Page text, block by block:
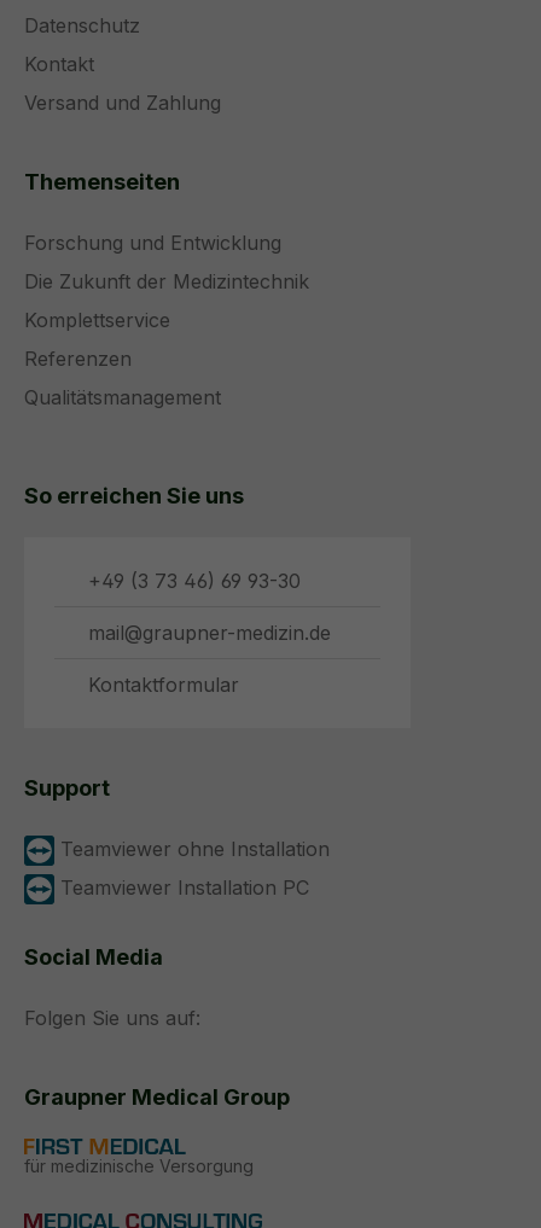
Datenschutz
Kontakt
Versand und Zahlung
Themenseiten
Forschung und Entwicklung
Die Zukunft der Medizintechnik
Komplettservice
Referenzen
Qualitätsmanagement
So erreichen Sie uns
+49 (3 73 46) 69 93-30
mail@graupner-medizin.de
Kontaktformular
Support
Teamviewer ohne Installation
Teamviewer Installation PC
Social Media
Folgen Sie uns auf:
Graupner Medical Group
für medizinische Versorgung